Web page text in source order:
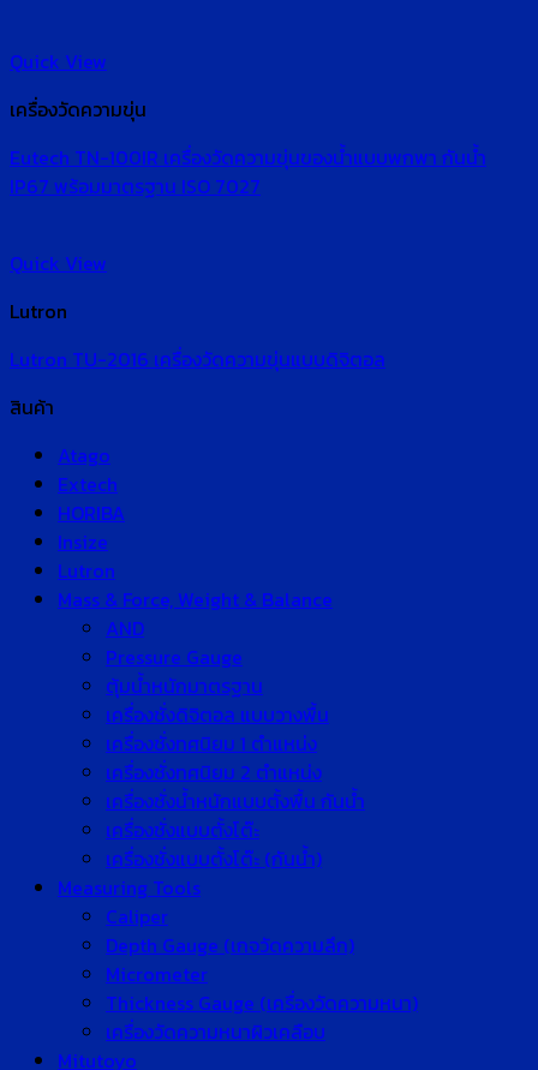
Quick View
เครื่องวัดความขุ่น
Eutech TN-100IR เครื่องวัดความขุ่นของน้ำแบบพกพา กันน้ำ
IP67 พร้อมมาตรฐาน ISO 7027
Quick View
Lutron
Lutron TU-2016 เครื่องวัดความขุ่นแบบดิจิตอล
สินค้า
Atago
Extech
HORIBA
Insize
Lutron
Mass & Force, Weight & Balance
AND
Pressure Gauge
ตุ้มน้ำหนักมาตรฐาน
เครื่องชั่งดิจิตอล แบบวางพื้น
เครื่องชั่งทศนิยม 1 ตำแหน่ง
เครื่องชั่งทศนิยม 2 ตำแหน่ง
เครื่องชั่งน้ำหนักแบบตั้งพื้น กันน้ำ
เครื่องชั่งแบบตั้งโต๊ะ
เครื่องชั่งแบบตั้งโต๊ะ (กันน้ำ)
Measuring Tools
Caliper
Depth Gauge (เกจวัดความลึก)
Micrometer
Thickness Gauge (เครื่องวัดความหนา)
เครื่องวัดความหนาผิวเคลือบ
Mitutoyo